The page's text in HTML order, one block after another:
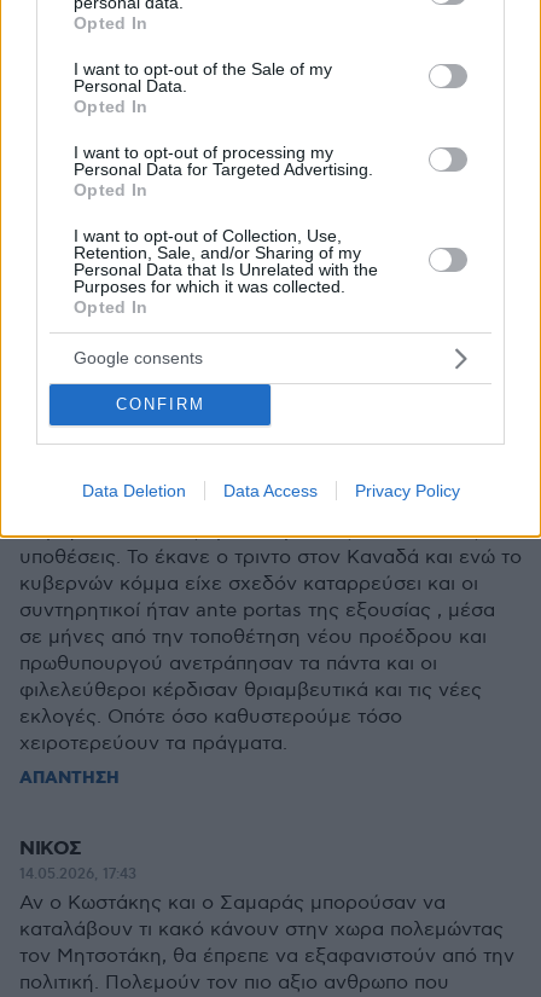
grant or deny consent to Google and its third-party tags to
use your data for below specified purposes in below Google
consent section.
Opted In
I want to opt-out of the Sale of my
Personal Data.
Opted In
I want to opt-out of processing my
Personal Data for Targeted Advertising.
Opted In
I want to opt-out of Collection, Use,
Retention, Sale, and/or Sharing of my
Personal Data that Is Unrelated with the
Purposes for which it was collected.
Opted In
Google consents
CONFIRM
Data Deletion Data Access Privacy Policy
14.05.2026, 18:15
καταλαβαίνουμε την σαβούρα που υπήρχε στη Ν.Δ. !
Ο άλλος συγκυβέρνησε ώς η Ακροδεξιά πατερίτσα
την ψυχή της Ν.Δ. -- Τό θράσσος τους δεν έχει όρια !
ΑΠΑΝΤΗΣΗ
Λοιπόν
Θεωρώ πως ήρθε η ώρα να δείξουν την πόρτα της
εξόδου στον Μητσοτάκη και την ανάληψη αλλού
προέδρου της ΝΔ εν όσο είναι κυβέρνηση.ετα η
παράταξη έχει σχεδόν έναν χρόνο μέχρι τις εκλογές
για να προσπαθήσει να κερδίσει την εμπιστοσύνη των
πολιτών. Εννοείται πως θα χρειαστεί να διώξει και όλα
τα βαρίδια και τους εμπλεκόμενους σε σκοτεινές
υποθέσεις. Το έκανε ο τριντο στον Καναδά και ενώ το
κυβερνών κόμμα είχε σχεδόν καταρρεύσει και οι
συντηρητικοί ήταν ante portas της εξουσίας , μέσα
σε μήνες από την τοποθέτηση νέου προέδρου και
πρωθυπουργού ανετράπησαν τα πάντα και οι
φιλελεύθεροι κέρδισαν θριαμβευτικά και τις νέες
εκλογές. Οπότε όσο καθυστερούμε τόσο
χειροτερεύουν τα πράγματα.
ΑΠΑΝΤΗΣΗ
ΝΙΚΟΣ
14.05.2026, 17:43
Αν ο Κωστάκης και ο Σαμαράς μπορούσαν να
καταλάβουν τι κακό κάνουν στην χωρα πολεμώντας
τον Μητσοτάκη, θα έπρεπε να εξαφανιστούν από την
πολιτική. Πολεμούν τον πιο αξιο ανθρωπο που